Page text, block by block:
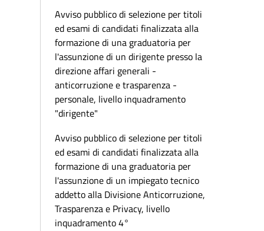
Avviso pubblico di selezione per titoli
ed esami di candidati finalizzata alla
formazione di una graduatoria per
l'assunzione di un dirigente presso la
direzione affari generali -
anticorruzione e trasparenza -
personale, livello inquadramento
"dirigente"
Avviso pubblico di selezione per titoli
ed esami di candidati finalizzata alla
formazione di una graduatoria per
l'assunzione di un impiegato tecnico
addetto alla Divisione Anticorruzione,
Trasparenza e Privacy, livello
inquadramento 4°